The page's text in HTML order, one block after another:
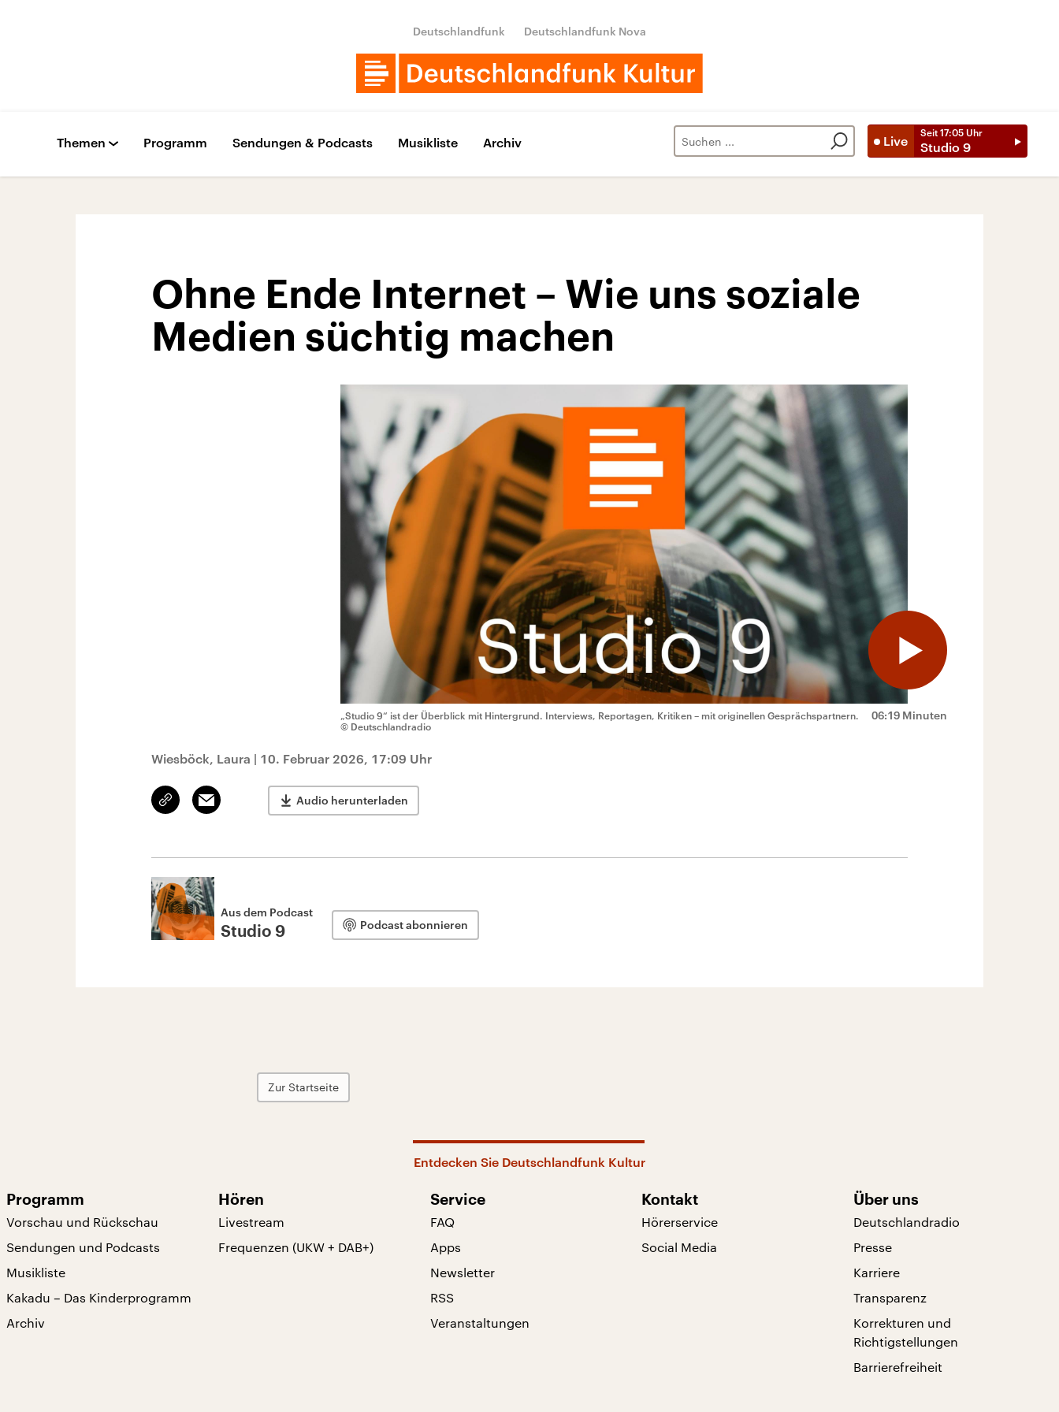
Deutschlandfunk Deutschlandfunk Nova
Live
Seit 17:05 Uhr
Studio 9
Themen Programm Sendungen & Podcasts Musikliste Archiv
Ohne Ende Internet – Wie uns soziale
Medien süchtig machen
06:19 Minuten
„Studio 9“ ist der Überblick mit Hintergrund. Interviews, Reportagen, Kritiken – mit originellen Gesprächspartnern.
© Deutschlandradio
Wiesböck, Laura | 10. Februar 2026, 17:09 Uhr
Link
kopieren/teilen
Email Audio herunterladen
Aus dem Podcast
Studio 9 Podcast abonnieren
Zur Startseite
Entdecken Sie Deutschlandfunk Kultur
Programm
Vorschau und Rückschau
Sendungen und Podcasts
Musikliste
Kakadu – Das Kinderprogramm
Archiv
Hören
Livestream
Frequenzen (UKW + DAB+)
Service
FAQ
Apps
Newsletter
RSS
Veranstaltungen
Kontakt
Hörerservice
Social Media
Über uns
Deutschlandradio
Presse
Karriere
Transparenz
Korrekturen und
Richtigstellungen
Barrierefreiheit